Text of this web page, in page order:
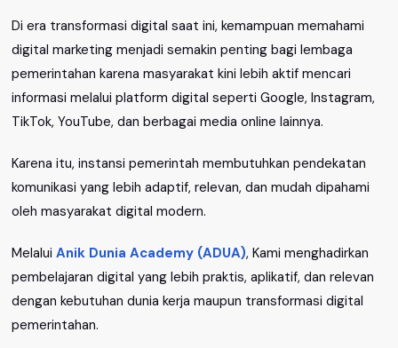
Di era transformasi digital saat ini, kemampuan memahami
digital marketing menjadi semakin penting bagi lembaga
pemerintahan karena masyarakat kini lebih aktif mencari
informasi melalui platform digital seperti Google, Instagram,
TikTok, YouTube, dan berbagai media online lainnya.
Karena itu, instansi pemerintah membutuhkan pendekatan
komunikasi yang lebih adaptif, relevan, dan mudah dipahami
oleh masyarakat digital modern.
MelaluiAnik Dunia Academy (ADUA), Kami menghadirkan
pembelajaran digital yang lebih praktis, aplikatif, dan relevan
dengan kebutuhan dunia kerja maupun transformasi digital
pemerintahan.